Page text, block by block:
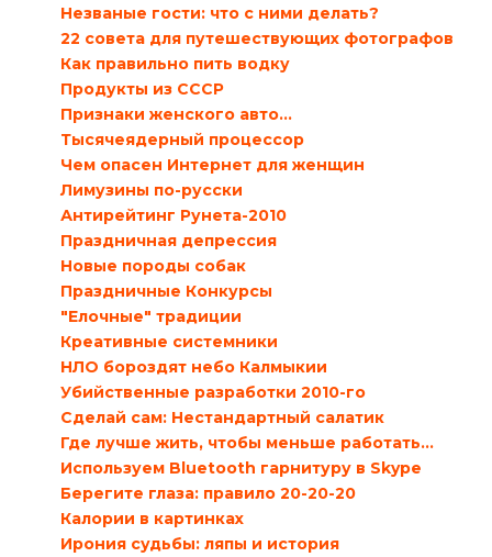
Незваные гости: что с ними делать?
22 совета для путешествующих фотографов
Как правильно пить водку
Продукты из СССР
Признаки женского авто…
Тысячеядерный процессор
Чем опасен Интернет для женщин
Лимузины по-русски
Антирейтинг Рунета-2010
Праздничная депрессия
Новые породы собак
Праздничные Конкурсы
"Елочные" традиции
Креативные системники
НЛО бороздят небо Калмыкии
Убийственные разработки 2010-го
Сделай сам: Нестандартный салатик
Где лучше жить, чтобы меньше работать…
Используем Bluetooth гарнитуру в Skype
Берегите глаза: правило 20-20-20
Калории в картинках
Ирония судьбы: ляпы и история